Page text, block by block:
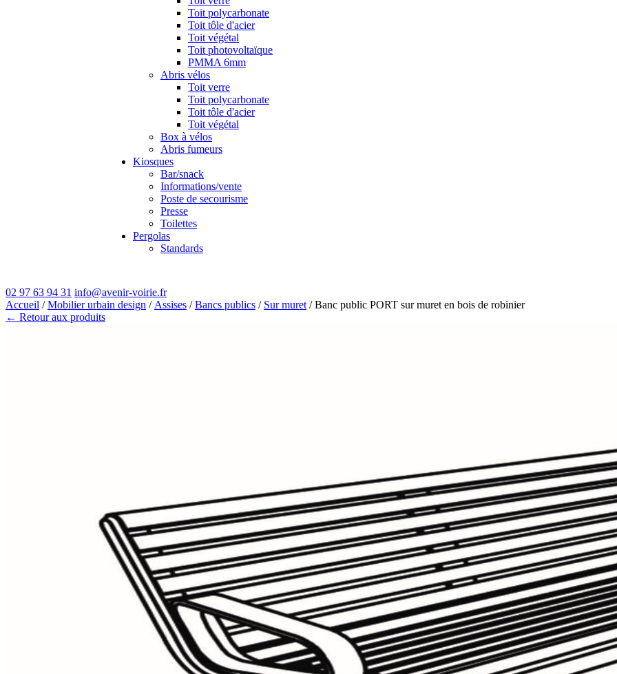
Toit polycarbonate
Toit tôle d'acier
Toit végétal
Toit photovoltaïque
PMMA 6mm
Abris vélos
Toit verre
Toit polycarbonate
Toit tôle d'acier
Toit végétal
Box à vélos
Abris fumeurs
Kiosques
Bar/snack
Informations/vente
Poste de secourisme
Presse
Toilettes
Pergolas
Standards
02 97 63 94 31 info@avenir-voirie.fr
Accueil /Mobilier urbain design / Assises /Bancs publics / Sur muret / Banc public PORT sur muret en bois de robinier
← Retour aux produits